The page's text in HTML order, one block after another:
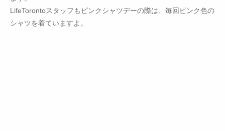
LifeTorontoスタッフもピンクシャツデーの際は、毎回ピンク色の
シャツを着ていますよ。